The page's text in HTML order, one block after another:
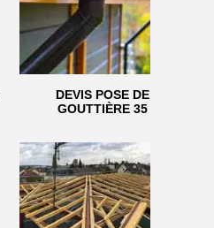
DEVIS POSE DE
GOUTTIÈRE 35